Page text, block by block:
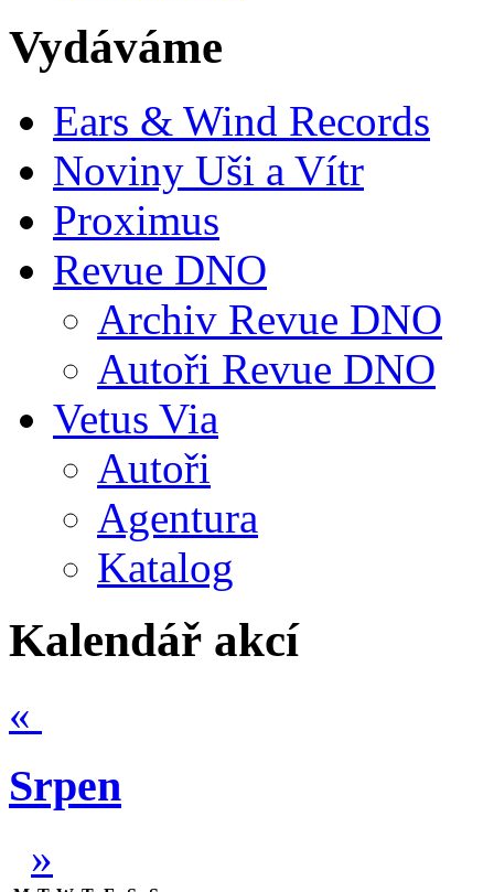
Vydáváme
Ears & Wind Records
Noviny Uši a Vítr
Proximus
Revue DNO
Archiv Revue DNO
Autoři Revue DNO
Vetus Via
Autoři
Agentura
Katalog
Kalendář akcí
«
Srpen
»